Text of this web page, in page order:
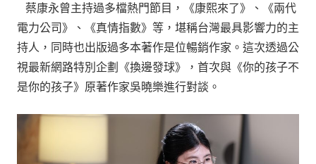
蔡康永曾主持過多檔熱門節目，《康熙來了》、《兩代
電力公司》、《真情指數》等，堪稱台灣最具影響力的主
持人，同時也出版過多本著作是位暢銷作家。這次透過公
視最新網路特別企劃《換邊發球》，首次與《你的孩子不
是你的孩子》原著作家吳曉樂進行對談。